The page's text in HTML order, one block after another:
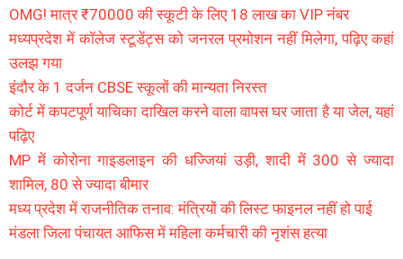
OMG! मात्र ₹70000 की स्कूटी के लिए 18 लाख का VIP नंबर
मध्यप्रदेश में कॉलेज स्टूडेंट्स को जनरल प्रमोशन नहीं मिलेगा, पढ़िए कहां
उलझ गया
इंदौर के 1 दर्जन CBSE स्कूलों की मान्यता निरस्त
कोर्ट में कपटपूर्ण याचिका दाखिल करने वाला वापस घर जाता है या जेल, यहां
पढ़िए
MP में कोरोना गाइडलाइन की धज्जियां उड़ी, शादी में 300 से ज्यादा
शामिल, 80 से ज्यादा बीमार
मध्य प्रदेश में राजनीतिक तनाव: मंत्रियों की लिस्ट फाइनल नहीं हो पाई
मंडला जिला पंचायत आफिस में महिला कर्मचारी की नृशंस हत्या